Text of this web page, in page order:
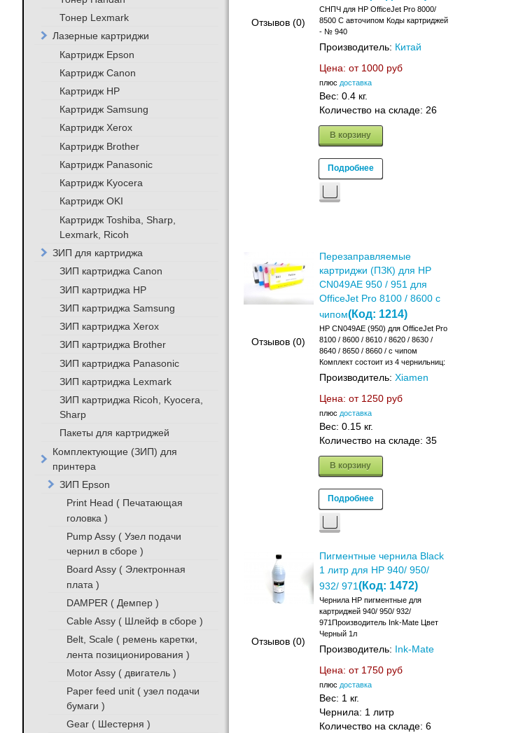
Отзывов (0)
СНПЧ для HP OfficeJet Pro 8000/
8500 C авточипом Коды картриджей
- № 940
Производитель: Китай
Цена: от 1000 руб
плюс доставка
Вес: 0.4 кг.
Количество на складе: 26
В корзину
Подробнее
Отзывов (0)
Перезаправляемые
картриджи (ПЗК) для HP
CN049AE 950 / 951 для
OfficeJet Pro 8100 / 8600 с
чипом(Код: 1214)
HP CN049AE (950) для OfficeJet Pro
8100 / 8600 / 8610 / 8620 / 8630 /
8640 / 8650 / 8660 / с чипом
Комплект состоит из 4 чернильниц:
Производитель: Xiamen
Цена: от 1250 руб
плюс доставка
Вес: 0.15 кг.
Количество на складе: 35
В корзину
Подробнее
Отзывов (0)
Пигментные чернила Black
1 литр для HP 940/ 950/
932/ 971(Код: 1472)
Чернила HP пигментные для
картриджей 940/ 950/ 932/
971Производитель Ink-Mate Цвет
Черный 1л
Производитель:
Ink-Mate
Цена: от 1750 руб
плюс доставка
Вес: 1 кг.
Чернила: 1 литр
Количество на складе: 6
Тонер Lexmark
Лазерные картриджи
Картридж Epson
Картридж Canon
Картридж HP
Картридж Samsung
Картридж Xerox
Картридж Brother
Картридж Panasonic
Картридж Kyocera
Картридж OKI
Картридж Toshiba, Sharp,
Lexmark, Ricoh
ЗИП для картриджа
ЗИП картриджа Canon
ЗИП картриджа HP
ЗИП картриджа Samsung
ЗИП картриджа Xerox
ЗИП картриджа Brother
ЗИП картриджа Panasonic
ЗИП картриджа Lexmark
ЗИП картриджа Ricoh, Kyocera,
Sharp
Пакеты для картриджей
Комплектующие (ЗИП) для
принтера
ЗИП Epson
Print Head ( Печатающая
головка )
Pump Assy ( Узел подачи
чернил в сборе )
Board Assy ( Электронная
плата )
DAMPER ( Демпер )
Cable Assy ( Шлейф в сборе )
Belt, Scale ( ремень каретки,
лента позиционирования )
Motor Assy ( двигатель )
Paper feed unit ( узел подачи
бумаги )
Gear ( Шестерня )